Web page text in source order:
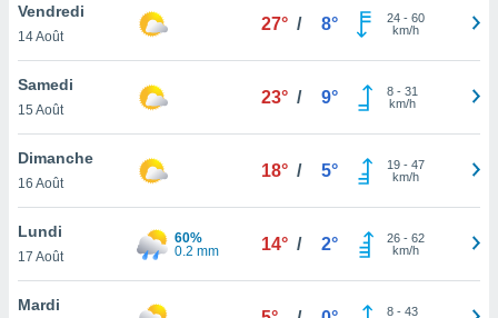
le
ainsi
un
la
du
en
Vendredi
14 Août
27° / 8° 24- 60
km/h
Samedi
15 Août
23° / 9° 8- 31
km/h
Dimanche
16 Août
18° / 5° 19- 47
km/h
Lundi
17 Août
60%
0.2 mm
14° / 2° 26- 62
km/h
Mardi 8- 43